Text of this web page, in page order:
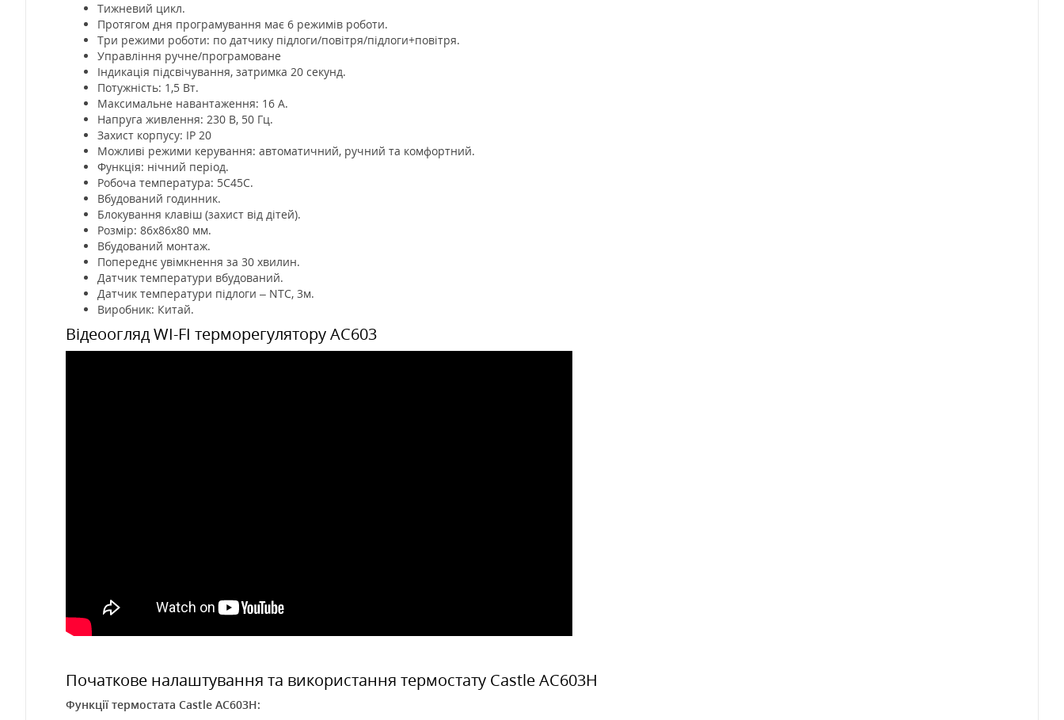
Тижневий цикл.
Протягом дня програмування має 6 режимів роботи.
Три режими роботи: по датчику підлоги/повітря/підлоги+повітря.
Управління ручне/програмоване
Індикація підсвічування, затримка 20 секунд.
Потужність: 1,5 Вт.
Максимальне навантаження: 16 А.
Напруга живлення: 230 В, 50 Гц.
Захист корпусу: IP 20
Можливі режими керування: автоматичний, ручний та комфортний.
Функція: нічний період.
Робоча температура: 5С45C.
Вбудований годинник.
Блокування клавіш (захист від дітей).
Розмір: 86х86х80 мм.
Вбудований монтаж.
Попереднє увімкнення за 30 хвилин.
Датчик температури вбудований.
Датчик температури підлоги – NTC, 3м.
Виробник: Китай.
Відеоогляд WI-FI терморегулятору AC603
Початкове налаштування та використання термостату Castle АС603H
Функції термостата Castle AC603H: